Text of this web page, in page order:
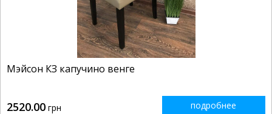
Мэйсон КЗ капучино венге
2520.00 грн подробнее